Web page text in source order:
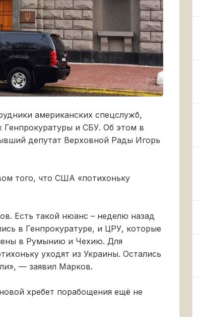
американских спецслужб,
Генпрокуратуры и СБУ. Об этом в
депутат Верховной Рады Игорь
того, что США «потихоньку
Есть такой нюанс – неделю назад
в Генпрокуратуре, и ЦРУ, которые
в Румынию и Чехию. Для
уходят из Украины. Остались
— заявил Марков.
хребет порабощения ещё не